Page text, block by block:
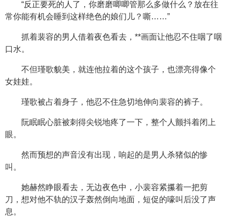
“反正要死的人了，你磨磨唧唧管那么多做什么？放在往
常你能有机会睡到这样绝色的娘们儿？嘶……”
抓着裴容的男人借着夜色看去，**画面让他忍不住咽了咽
口水。
不但瑾歌貌美，就连他拉着的这个孩子，也漂亮得像个
女娃娃。
瑾歌被占着身子，他忍不住急切地伸向裴容的裤子。
阮眠眠心脏被刺得尖锐地疼了一下，整个人颤抖着闭上
眼。
然而预想的声音没有出现，响起的是男人杀猪似的惨
叫。
她赫然睁眼看去，无边夜色中，小裴容紧攥着一把剪
刀，想对他不轨的汉子轰然倒向地面，短促的嚎叫后没了声
息。